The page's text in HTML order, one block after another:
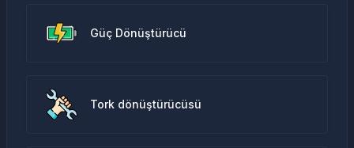
Güç Dönüştürücü
Tork dönüştürücüsü